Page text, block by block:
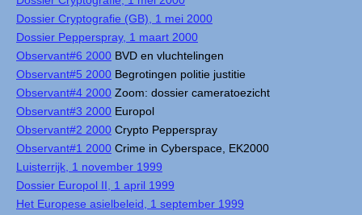
Dossier Cryptografie (GB), 1 mei 2000
Dossier Pepperspray, 1 maart 2000
Observant#6 2000 BVD en vluchtelingen
Observant#5 2000 Begrotingen politie justitie
Observant#4 2000 Zoom: dossier cameratoezicht
Observant#3 2000 Europol
Observant#2 2000 Crypto Pepperspray
Observant#1 2000 Crime in Cyberspace, EK2000
Luisterrijk, 1 november 1999
Dossier Europol II, 1 april 1999
Het Europese asielbeleid, 1 september 1999